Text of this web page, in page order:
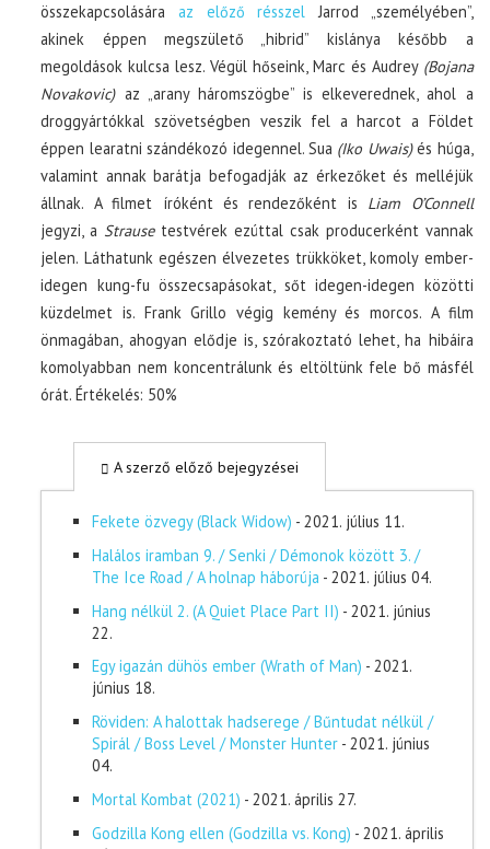
összekapcsolásáraaz előző résszel Jarrod „személyében”,
akinek éppen megszülető „hibrid” kislánya később a
megoldások kulcsa lesz. Végül hőseink, Marc és Audrey (Bojana
Novakovic)az „arany háromszögbe” is elkeverednek, ahol a
droggyártókkal szövetségben veszik fel a harcot a Földet
éppen learatni szándékozó idegennel. Sua (Iko Uwais)és húga,
valamint annak barátja befogadják az érkezőket és melléjük
állnak. A filmet íróként és rendezőként is Liam O’Connell
jegyzi, a Strausetestvérek ezúttal csak producerként vannak
jelen. Láthatunk egészen élvezetes trükköket, komoly ember-
idegen kung-fu összecsapásokat, sőt idegen-idegen közötti
küzdelmet is. Frank Grillo végig kemény és morcos. A film
önmagában, ahogyan elődje is, szórakoztató lehet, ha hibáira
komolyabban nem koncentrálunk és eltöltünk fele bő másfél
órát. Értékelés: 50%
A szerző előző bejegyzései
Fekete özvegy (Black Widow) - 2021. július 11.
Halálos iramban 9. / Senki / Démonok között 3. /
The Ice Road / A holnap háborúja - 2021. július 04.
Hang nélkül 2. (A Quiet Place Part II) - 2021. június
22.
Egy igazán dühös ember (Wrath of Man) - 2021.
június 18.
Röviden: A halottak hadserege / Bűntudat nélkül /
Spirál / Boss Level / Monster Hunter - 2021. június
04.
Mortal Kombat (2021) - 2021. április 27.
Godzilla Kong ellen (Godzilla vs. Kong) - 2021. április